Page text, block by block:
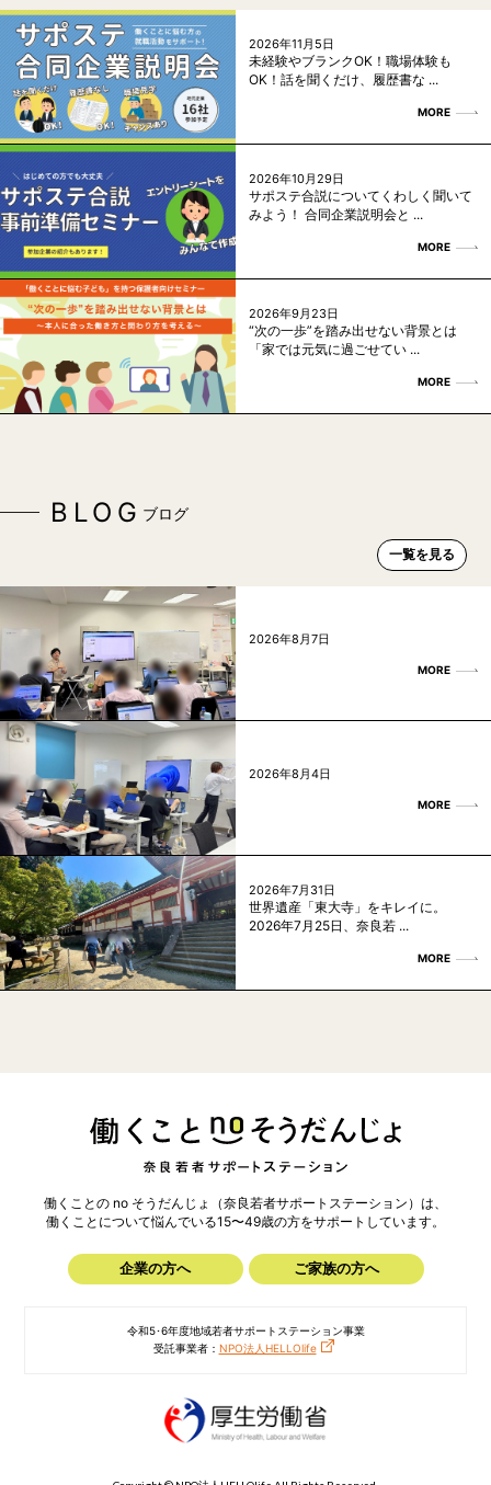
2026年11月5日
未経験やブランクOK！職場体験も
OK！話を聞くだけ、履歴書な ...
MORE
2026年10月29日
サポステ合説についてくわしく聞いて
みよう！ 合同企業説明会と ...
MORE
2026年9月23日
“次の一歩”を踏み出せない背景とは
「家では元気に過ごせてい ...
MORE
BLOG ブログ
一覧を見る
2026年8月7日
MORE
2026年8月4日
MORE
2026年7月31日
世界遺産「東大寺」をキレイに。
2026年7月25日、奈良若 ...
MORE
働くことの no そうだんじょ（奈良若者サポートステーション）は、
働くことについて悩んでいる15〜49歳の方をサポートしています。
企業の方へ ご家族の方へ
令和5･6年度地域若者サポートステーション事業
受託事業者： NPO法人HELLOlife